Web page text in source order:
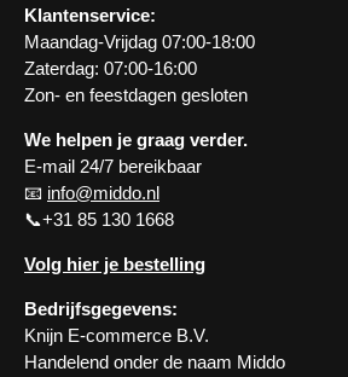
Klantenservice:
Maandag-Vrijdag 07:00-18:00
Zaterdag: 07:00-16:00
Zon- en feestdagen gesloten
We helpen je graag verder.
E-mail 24/7 bereikbaar
📧 info@middo.nl
📞+31 85 130 1668
Volg hier je bestelling
Bedrijfsgegevens:
Knijn E-commerce B.V.
Handelend onder de naam Middo